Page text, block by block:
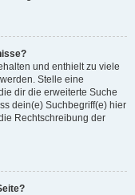
und enthielt zu viele
Stelle eine
dir die erweiterte Suche
dein(e) Suchbegriff(e) hier
Rechtschreibung der